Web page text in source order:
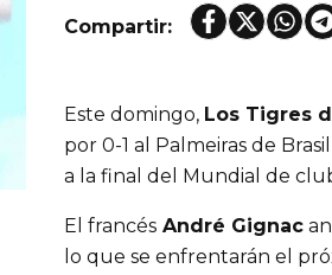
Compartir:
Este domingo, Los Tigres
por 0-1 al Palmeiras de
a la final del Mundial de
El francés André Gignac
lo que se enfrentarán el